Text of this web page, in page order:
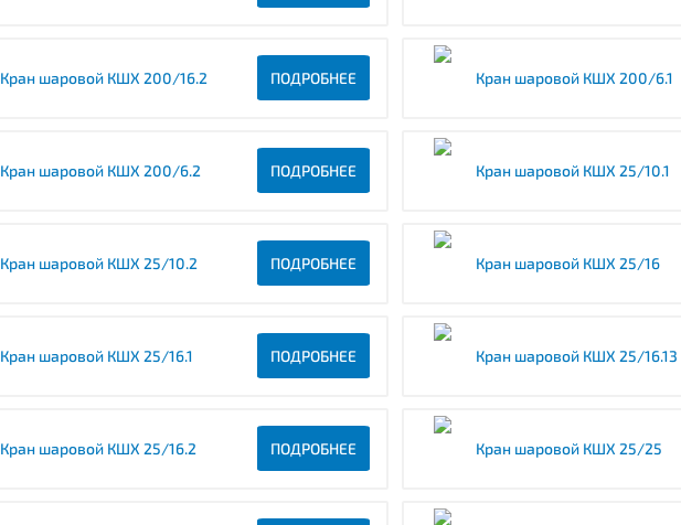
Кран шаровой КШХ 200/16.2 ПОДРОБНЕЕ Кран шаровой КШХ 200/6.1
Кран шаровой КШХ 200/6.2 ПОДРОБНЕЕ Кран шаровой КШХ 25/10.1
Кран шаровой КШХ 25/10.2 ПОДРОБНЕЕ Кран шаровой КШХ 25/16
Кран шаровой КШХ 25/16.1 ПОДРОБНЕЕ Кран шаровой КШХ 25/16.13
Кран шаровой КШХ 25/16.2 ПОДРОБНЕЕ Кран шаровой КШХ 25/25